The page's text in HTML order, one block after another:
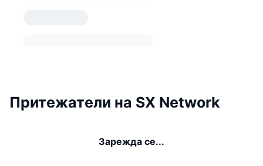
Притежатели на SX Network
Зарежда се...